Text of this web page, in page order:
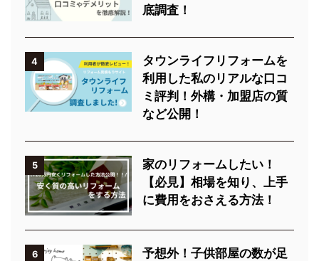
底調査！
4
タウンライフリフォームを
利用した私のリアルな口コ
ミ評判！外構・加盟店の質
など公開！
5
家のリフォームしたい！
【必見】相場を知り、上手
に費用をおさえる方法！
6
予想外！子供部屋の数が足